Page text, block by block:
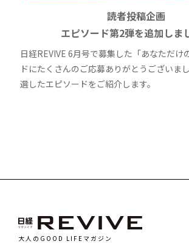
読者投稿企画
エピソード第2弾を追加しま
日経REVIVE 6月号で募集した「あなただけ
ドにたくさんのご応募ありがとうございま
選したエピソードをご紹介します。
大人のGOOD LIFEマガジン